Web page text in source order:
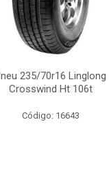
235/70r16 Linglong
Crosswind Ht 106t
Código: 16643